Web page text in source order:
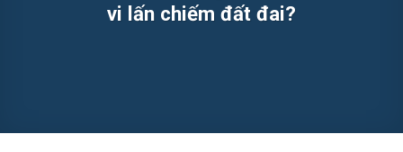
vi lấn chiếm đất đai?